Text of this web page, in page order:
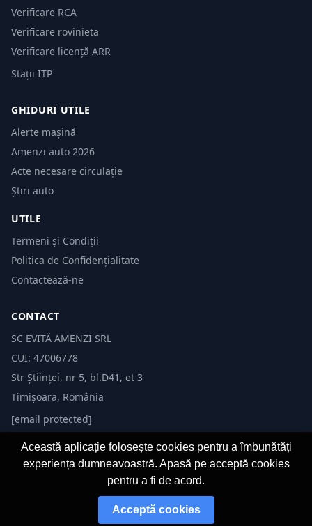
Verificare RCA
Verificare rovinieta
Verificare licență ARR
Stații ITP
GHIDURI UTILE
Alerte mașină
Amenzi auto 2026
Acte necesare circulație
Știri auto
UTILE
Termeni și Condiții
Politica de Confidențialitate
Contactează-ne
CONTACT
SC EVITĂ AMENZI SRL
CUI: 47006778
Str Științei, nr 5, bl.D41, et 3
Timișoara, România
[email protected]
© 2026 Evită Amenzi. Toate drepturile rezervate.
Această aplicație folosește cookies pentru a îmbunătăți
experiența dumneavoastră. Apasă pe acceptă cookies
pentru a fi de acord.
Acceptă cookies